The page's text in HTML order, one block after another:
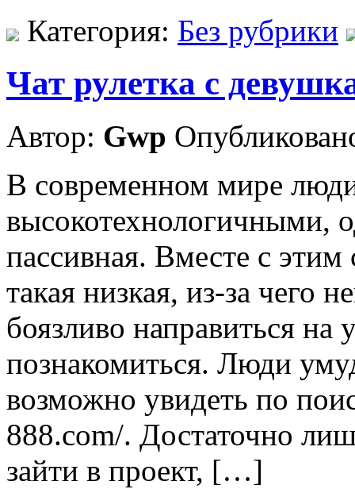
Категория: Без рубрики
Чат рулетка с
Автор: Gwp
В современном мире
высокотехнологичными,
пассивная. Вместе с
такая низкая, из-за чего
боязливо направиться
познакомиться. Люди
возможно увидеть по
888.com/. Достаточно
зайти в проект, […]